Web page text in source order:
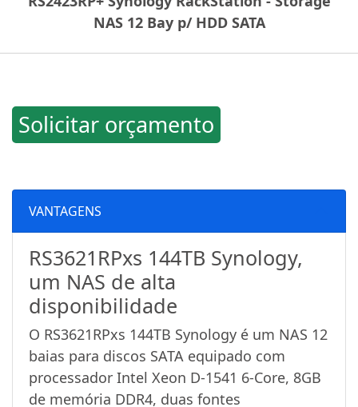
NAS 12 Bay p/ HDD SATA
Solicitar orçamento
VANTAGENS
RS3621RPxs 144TB Synology,
um NAS de alta
disponibilidade
O RS3621RPxs 144TB Synology é um NAS 12
baias para discos SATA equipado com
processador Intel Xeon D-1541 6-Core, 8GB
de memória DDR4, duas fontes